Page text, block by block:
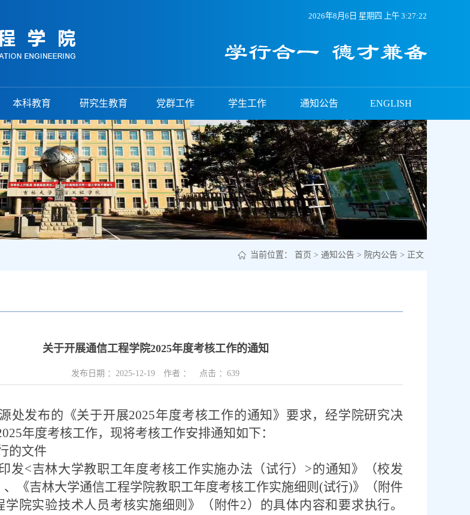
2026年8月6日 星期四 上午 3:27:22
本科教育 研究生教育 党群工作 学生工作 通知公告 ENGLISH
当前位置： 首页 > 通知公告 > 院内公告 > 正文
关于开展通信工程学院2025年度考核工作的通知
发布日期 ： 2025-12-19 作者 ： 点击 ： 639
处发布的《关于开展2025年度考核工作的通知》要求，经学院研究决
年度考核工作，现将考核工作安排通知如下：
的文件
发<吉林大学教职工年度考核工作实施办法（试行） >的通知》（校发
、《吉林大学通信工程学院教职工年度考核工作实施细则 (试行)》（附件
学院实验技术人员考核实施细则》（附件2）的具体内容和要求执行。